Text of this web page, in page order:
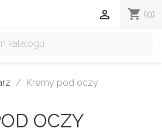
shopping_cart (0)

Kremy pod oczy
OCZY